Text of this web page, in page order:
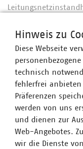
https://
Die Kampagne
Bayern, dem VKU
wird ein
zur Durchführung
Verfügung gestellt.
Hinweis zu
Diese Webseite
technisch
fehlerfrei
Präferenzen
werden von uns
und dienen zur
Web-Angebotes.
wir die Dienste